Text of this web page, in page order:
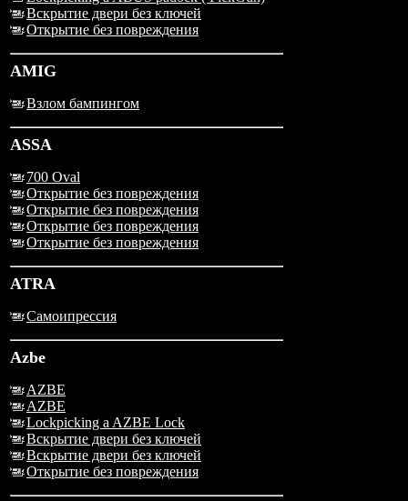
Вскрытие двери без ключей
Открытие без повреждения
AMIG
Взлом бампингом
ASSA
700 Oval
Открытие без повреждения
Открытие без повреждения
Открытие без повреждения
Открытие без повреждения
ATRA
Самоипрессия
Azbe
AZBE
AZBE
Lockpicking a AZBE Lock
Вскрытие двери без ключей
Вскрытие двери без ключей
Открытие без повреждения